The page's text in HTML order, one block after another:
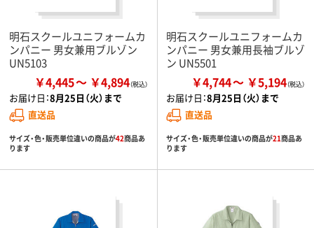
明石スクールユニフォームカ
ンパニー 男女兼用ブルゾン
UN5103
￥4,445 ￥4,894
お届け日：8月25日（火）まで
直送品
サイズ・色・販売単位違いの商品が42商品あ
ります
明石スクールユニフォームカ
ンパニー 男女兼用長袖ブルゾ
ン UN5501
￥4,744 ￥5,194
お届け日：8月25日（火）まで
直送品
サイズ・色・販売単位違いの商品が21商品あ
ります